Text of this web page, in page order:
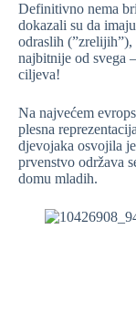
Definitivno nema
dokazali su da
odraslih
najbitnije od svega
ciljeva!
Na najvećem
plesna
djevojaka osvojila
prvenstvo održava
domu mladih.